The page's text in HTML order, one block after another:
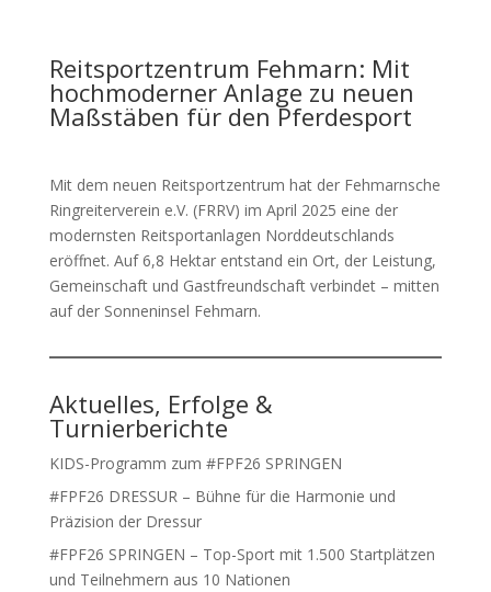
Reitsportzentrum Fehmarn: Mit
hochmoderner Anlage zu neuen
Maßstäben für den Pferdesport
Mit dem neuen Reitsportzentrum hat der Fehmarnsche
Ringreiterverein e.V. (FRRV) im April 2025 eine der
modernsten Reitsportanlagen Norddeutschlands
eröffnet. Auf 6,8 Hektar entstand ein Ort, der Leistung,
Gemeinschaft und Gastfreundschaft verbindet – mitten
auf der Sonneninsel Fehmarn.
Aktuelles, Erfolge &
Turnierberichte
KIDS-Programm zum #FPF26 SPRINGEN
#FPF26 DRESSUR – Bühne für die Harmonie und
Präzision der Dressur
#FPF26 SPRINGEN – Top-Sport mit 1.500 Startplätzen
und Teilnehmern aus 10 Nationen